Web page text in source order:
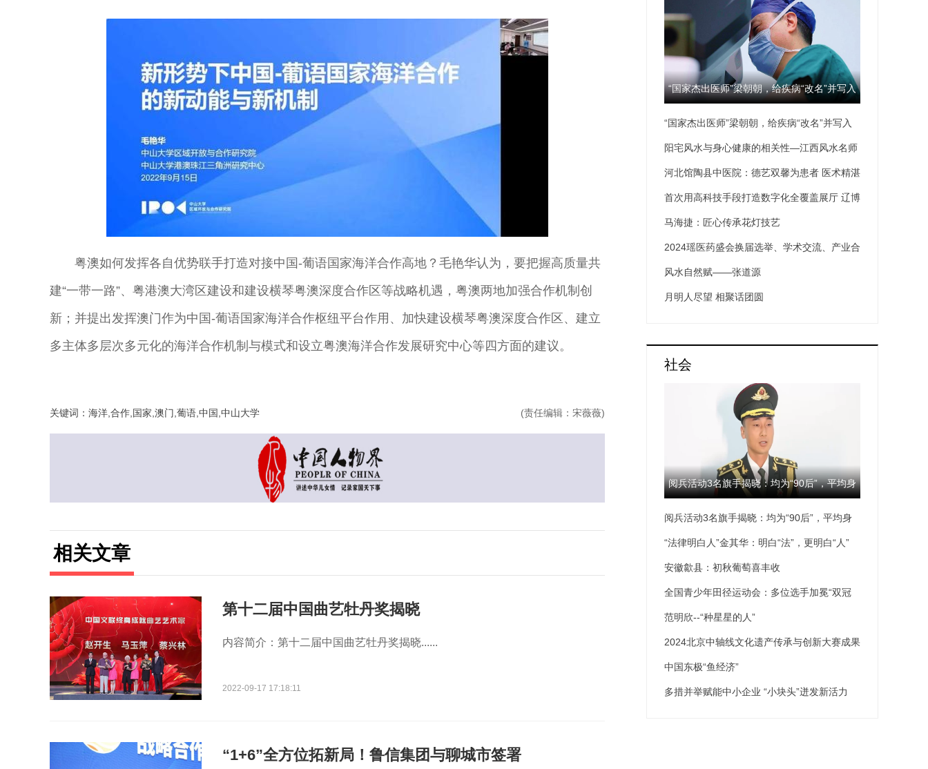
粤澳如何发挥各自优势联手打造对接中国-葡语国家海洋合作高地？毛艳华认为，要把握高质量共
建“一带一路”、粤港澳大湾区建设和建设横琴粤澳深度合作区等战略机遇，粤澳两地加强合作机制创
新；并提出发挥澳门作为中国-葡语国家海洋合作枢纽平台作用、加快建设横琴粤澳深度合作区、建立
多主体多层次多元化的海洋合作机制与模式和设立粤澳海洋合作发展研究中心等四方面的建议。
关键词：海洋,合作,国家,澳门,葡语,中国,中山大学 (责任编辑：宋薇薇)
相关文章
第十二届中国曲艺牡丹奖揭晓
内容简介：第十二届中国曲艺牡丹奖揭晓......
2022-09-17 17:18:11
“1+6”全方位拓新局！鲁信集团与聊城市签署
“国家杰出医师”梁朝朝，给疾病“改名”并写入
教科书
“国家杰出医师”梁朝朝，给疾病“改名”并写入
教科书
阳宅风水与身心健康的相关性—江西风水名师
张道源
河北馆陶县中医院：德艺双馨为患者 医术精湛
保健康
首次用高科技手段打造数字化全覆盖展厅 辽博
在数字画境中展示“唐宋风华”
马海捷：匠心传承花灯技艺
2024瑶医药盛会换届选举、学术交流、产业合
作共铸发展新局
风水自然赋——张道源
月明人尽望 相聚话团圆
社会
阅兵活动3名旗手揭晓：均为“90后”，平均身
高189厘米
阅兵活动3名旗手揭晓：均为“90后”，平均身
高189厘米
“法律明白人”金其华：明白“法”，更明白“人”
安徽歙县：初秋葡萄喜丰收
全国青少年田径运动会：多位选手加冕“双冠
王”
范明欣--“种星星的人”
2024北京中轴线文化遗产传承与创新大赛成果
发布
中国东极“鱼经济”
多措并举赋能中小企业 “小块头”迸发新活力